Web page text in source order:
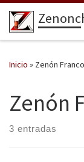
Saltar al
Inicio » Zenón
Zenón
3 entradas